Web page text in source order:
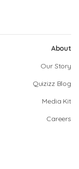
About
Our Story
Quizizz Blog
Media Kit
Careers